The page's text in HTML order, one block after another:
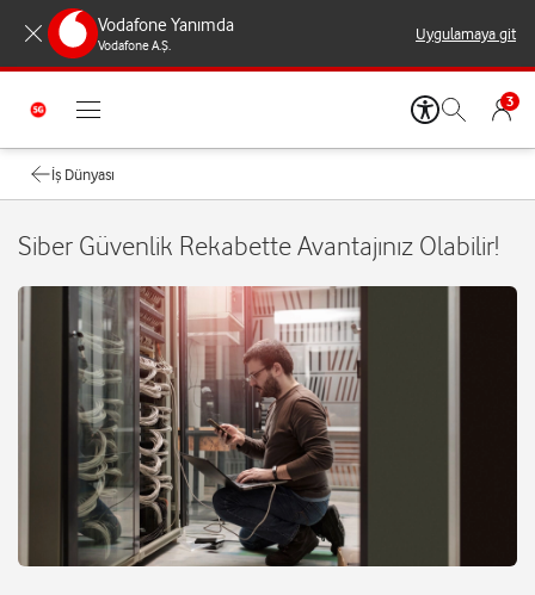
Vodafone Yanımda
Vodafone A.Ş.
Uygulamaya git
3
İş Dünyası
Siber Güvenlik Rekabette Avantajınız Olabilir!